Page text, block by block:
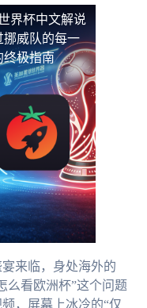
界杯中文解说
威队的每一
极指南
来临，身处海外的
么看欧洲杯”这个问题
，屏幕上冰冷的“仅